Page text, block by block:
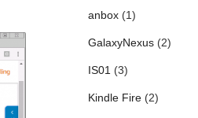
anbox(1)
GalaxyNexus(2)
IS01(3)
Kindle Fire(2)